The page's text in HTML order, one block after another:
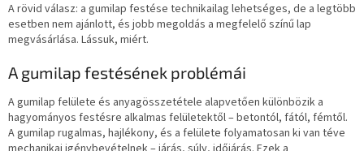
A rövid válasz: a gumilap festése technikailag lehetséges, de a legtöbb
esetben nem ajánlott, és jobb megoldás a megfelelő színű lap
megvásárlása. Lássuk, miért.
A gumilap festésének problémái
A gumilap felülete és anyagösszetétele alapvetően különbözik a
hagyományos festésre alkalmas felületektől – betontól, fától, fémtől.
A gumilap rugalmas, hajlékony, és a felülete folyamatosan ki van téve